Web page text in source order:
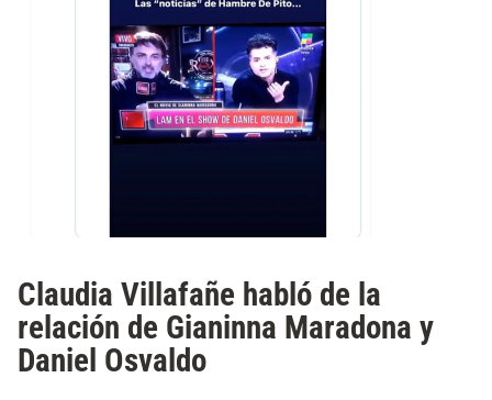
Claudia Villafañe habló de la
relación de Gianinna Maradona y
Daniel Osvaldo